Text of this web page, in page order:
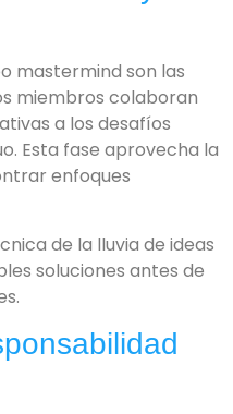
mastermind son las
miembros colaboran
a los desafíos
Esta fase aprovecha la
enfoques
de la lluvia de ideas
soluciones antes de